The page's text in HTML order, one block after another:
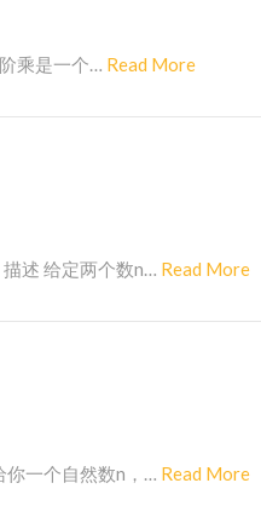
乘是一个… Read More
a
e
述 给定两个数n… Read More
a
你一个自然数n，… Read More